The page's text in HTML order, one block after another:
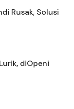
Rusak, Solusi
diOpeni